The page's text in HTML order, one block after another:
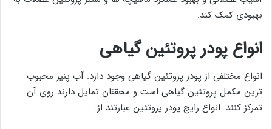
بهبودی کمک کند.
انواع پودر پروتئین گیاهی
انواع مختلفی از پودر پروتئین گیاهی وجود دارد. آب پنیر محبوب
ترین مکمل پروتئین گیاهی است و محققان تمایل دارند روی آن
تمرکز کنند. انواع رایج پودر پروتئین عبارتند از: